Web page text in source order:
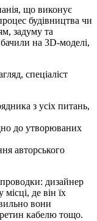
що виконує
будівництва чи
задуму та
на 3D-моделі,
спеціаліст
з усіх питань,
до утворюваних
авторського
дизайнер
де він їх
вони
кабелю тощо.